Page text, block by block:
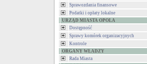
Sprawozdania finansowe
Podatki i opłaty lokalne
URZĄD MIASTA OPOLA
Dostępność
Sprawy komórek organizacyjnych
Kontrole
ORGANY WŁADZY
Rada Miasta